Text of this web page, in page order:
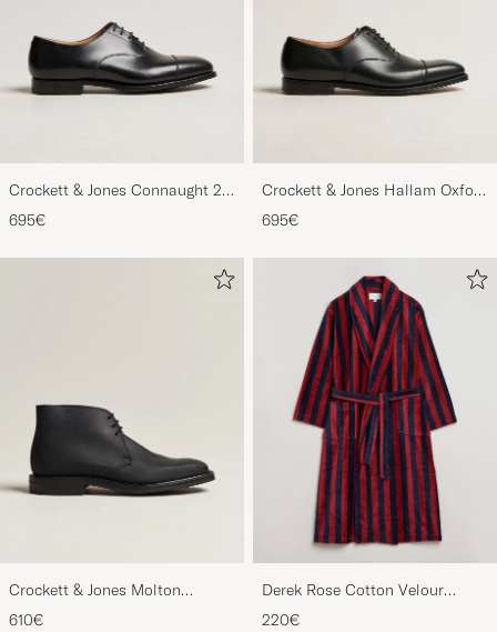
Crockett & Jones Connaught 2
City Sole Black Calf
695€
Crockett & Jones Hallam Oxford
Black Calf
695€
Crockett & Jones Molton
Chukka Black Rough-Out Suede
610€
Derek Rose Cotton Velour
Striped Gown Red/Blue
220€